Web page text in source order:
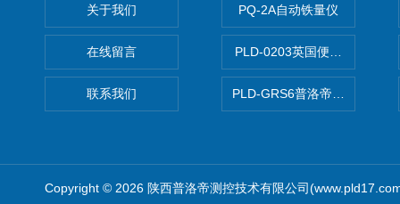
关于我们
在线留言
联系我们
PQ-2A自动铁量仪
PLD-0203英国便携式油品颗
PLD-GRS6普洛帝全自动微量
Copyright © 2026 陕西普洛帝测控技术有限公司